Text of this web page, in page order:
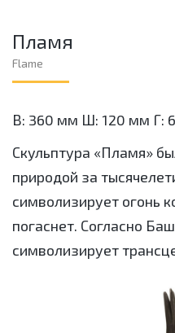
Пламя
Flame
В: 360 мм Ш: 120 мм Г:
Скульптура «Пламя»
природой за
символизирует огонь
погаснет. Согласно
символизирует